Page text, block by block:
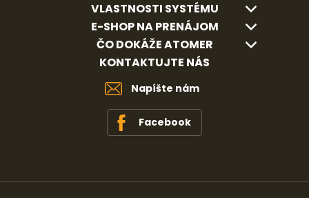
VLASTNOSTI SYSTÉMU
E-SHOP NA PRENÁJOM
ČO DOKÁŽE ATOMER
KONTAKTUJTE NÁS
Napíšte nám
Facebook